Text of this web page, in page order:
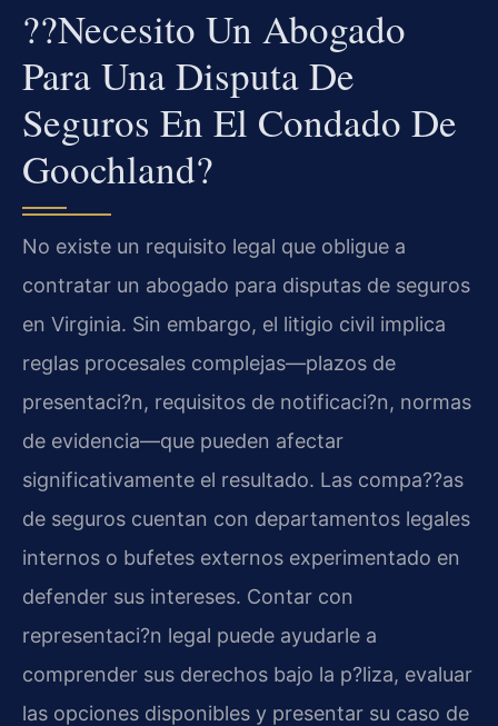
??Necesito Un Abogado
Para Una Disputa De
Seguros En El Condado De
Goochland?
No existe un requisito legal que obligue a
contratar un abogado para disputas de seguros
en Virginia. Sin embargo, el litigio civil implica
reglas procesales complejas—plazos de
presentaci?n, requisitos de notificaci?n, normas
de evidencia—que pueden afectar
significativamente el resultado. Las compa??as
de seguros cuentan con departamentos legales
internos o bufetes externos experimentado en
defender sus intereses. Contar con
representaci?n legal puede ayudarle a
comprender sus derechos bajo la p?liza, evaluar
las opciones disponibles y presentar su caso de